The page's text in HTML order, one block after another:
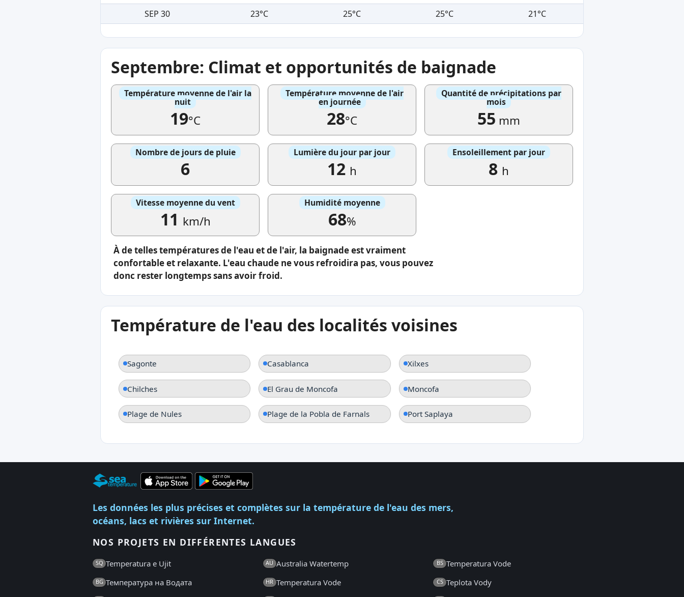
SEP 30
23°C 25°C 25°C 21°C
Septembre: Climat et opportunités de baignade
Température moyenne de l'air la
nuit
19°C
Température moyenne de l'air
en journée
28°C
Quantité de précipitations par
mois
55 mm
Nombre de jours de pluie
6
Lumière du jour par jour
12 h
Ensoleillement par jour
8 h
Vitesse moyenne du vent
11 km/h
Humidité moyenne
68%
À de telles températures de l'eau et de l'air, la baignade est vraiment
confortable et relaxante. L'eau chaude ne vous refroidira pas, vous pouvez
donc rester longtemps sans avoir froid.
Température de l'eau des localités voisines
Sagonte Casablanca Xilxes
Chilches El Grau de Moncofa Moncofa
Plage de Nules Plage de la Pobla de Farnals Port Saplaya
Les données les plus précises et complètes sur la température de l'eau des mers,
océans, lacs et rivières sur Internet.
NOS PROJETS EN DIFFÉRENTES LANGUES
SQ Temperatura e Ujit AU Australia Watertemp BS Temperatura Vode
BG Температура на Водата HR Temperatura Vode CS Teplota Vody